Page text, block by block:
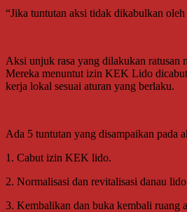
“Jika tuntutan aksi tidak dikabulkan
Aksi unjuk rasa yang dilakukan ratusan
Mereka menuntut izin KEK Lido
kerja lokal sesuai aturan yang berlaku.
Ada 5 tuntutan yang disampaikan pada
1. Cabut izin KEK lido.
2. Normalisasi dan revitalisasi danau
3. Kembalikan dan buka kembali ruang